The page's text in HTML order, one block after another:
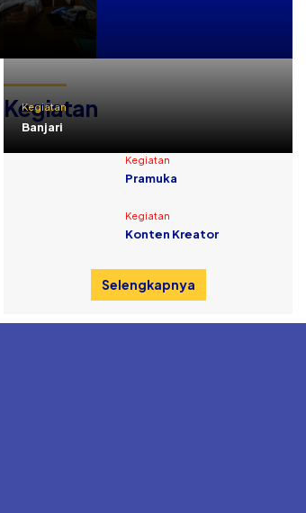
Kegiatan
Kegiatan
Banjari
Kegiatan
Pramuka
Kegiatan
Konten Kreator
Selengkapnya